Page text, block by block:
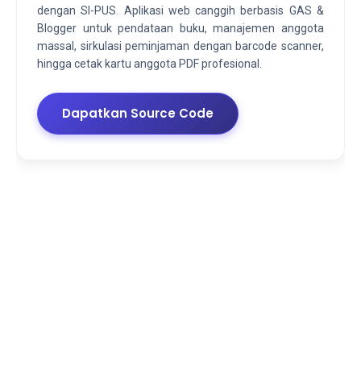
dengan SI-PUS. Aplikasi web canggih berbasis GAS &
Blogger untuk pendataan buku, manajemen anggota
massal, sirkulasi peminjaman dengan barcode scanner,
hingga cetak kartu anggota PDF profesional.
Dapatkan Source Code